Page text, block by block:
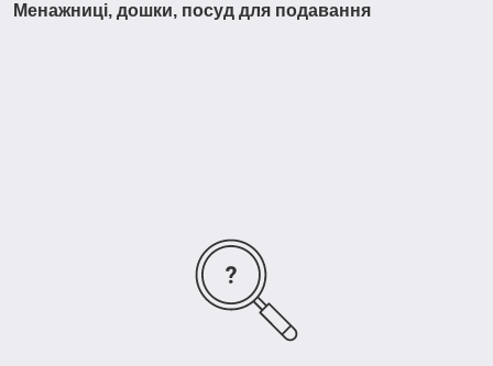
Менажниці, дошки, посуд для подавання